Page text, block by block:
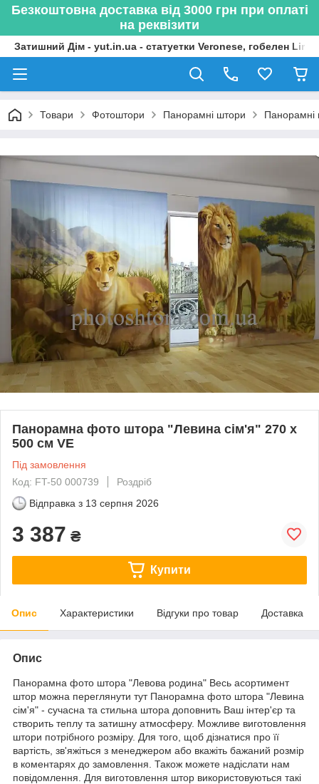
Безкоштовна доставка від 3000 грн при оплаті
на реквізити
Затишний Дім - yut.in.ua - статуетки Veronese, гобелен
Товари Фотоштори Панорамні штори
Панорамна фото штора "Левина сім'я" 270 х
500 см VE
Під замовлення
Код: FT-50 000739
Роздріб
Відправка з 13 серпня 2026
3 387 ₴
Купити
Опис Характеристики Відгуки про товар Доставка
Опис
Панорамна фото штора "Левова родина" Весь асортимент
штор можна переглянути тут Панорамна фото штора "Левина
сім'я" - сучасна та стильна штора доповнить Ваш інтер'єр та
створить теплу та затишну атмосферу. Можливе виготовлення
штори потрібного розміру. Для того, щоб дізнатися про її
вартість, зв'яжіться з менеджером або вкажіть бажаний розмір
в коментарях до замовлення. Також можете надіслати нам
повідомлення. Для виготовлення штор використовуються такі